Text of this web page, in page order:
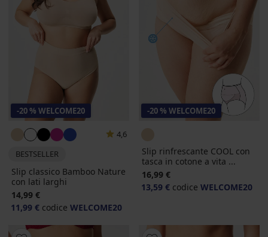
-20 % WELCOME20
4,6
BESTSELLER
Slip classico Bamboo Nature
con lati larghi
14,99 €
11,99 € codice WELCOME20
-20 % WELCOME20
Slip rinfrescante COOL con
tasca in cotone a vita ...
16,99 €
13,59 € codice WELCOME20